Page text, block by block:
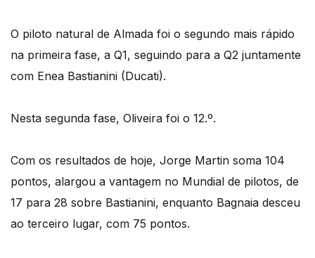
O piloto natural de Almada foi o segundo mais rápido
na primeira fase, a Q1, seguindo para a Q2 juntamente
com Enea Bastianini (Ducati).
Nesta segunda fase, Oliveira foi o 12.º.
Com os resultados de hoje, Jorge Martin soma 104
pontos, alargou a vantagem no Mundial de pilotos, de
17 para 28 sobre Bastianini, enquanto Bagnaia desceu
ao terceiro lugar, com 75 pontos.